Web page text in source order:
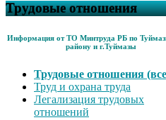
Трудовые отношения
Информация от ТО Минтруда РБ по
району и г.Туймазы
Трудовые отношения
Труд и охрана труда
Легализация трудовых
отношений